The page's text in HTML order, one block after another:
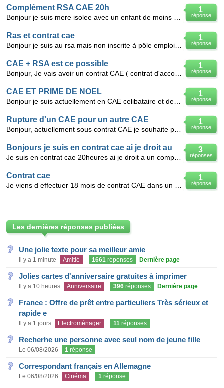
1
réponse
Complément RSA CAE 20h
1
réponse
Ras et contrat cae
1
réponse
CAE + RSA est ce possible
1
réponse
CAE ET PRIME DE NOEL
1
réponse
Rupture d'un CAE pour un autre CAE
3
réponses
1
réponse
Contrat cae
Les dernières réponses publiées
Une jolie texte pour sa meilleur amie
Il y a 1 minute Amitié 1661 réponses Dernière page
Jolies cartes d'anniversaire gratuites à imprimer
Il y a 10 heures Anniversaire 396 réponses Dernière page
France : Offre de prêt entre particuliers Très sérieux et
rapide e
Il y a 1 jours Electroménager 11 réponses
Recherhe une personne avec seul nom de jeune fille
Le 06/08/2026 1 réponse
Correspondant français en Allemagne
Le 06/08/2026 Cinéma 1 réponse